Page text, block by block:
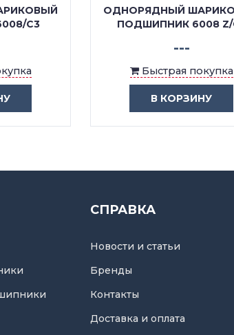
C3
ОДНОРЯДНЫЙ
ПОДШИПНИК 6008 Z/
---
Быстрая покупка
В КОРЗИНУ
СПРАВКА
Новости и статьи
Бренды
Контакты
Доставка и оплата